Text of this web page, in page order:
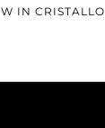
IN CRISTALLO